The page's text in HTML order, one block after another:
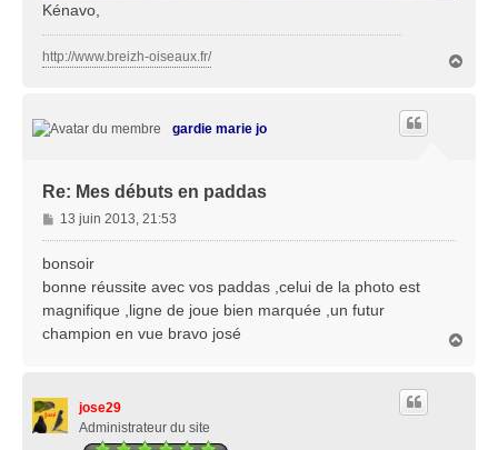
Kénavo,
http://www.breizh-oiseaux.fr/
gardie marie jo
Re: Mes débuts en paddas
M
e
s
g
e
13 juin 2013, 21:53
bonsoir
bonne réussite avec vos paddas ,celui de la photo est
magnifique ,ligne de joue bien marquée ,un futur
champion en vue bravo josé
jose29
Administrateur du site